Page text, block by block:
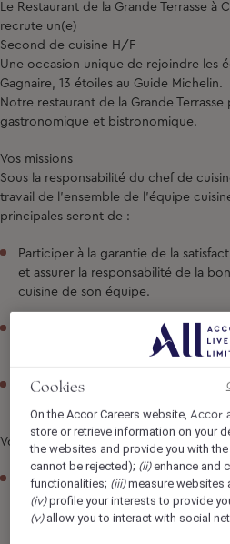
Le Restaurant de la Grande Terrasse à
recrute un(e)
Second de cuisine H/F
Une occasion unique de rejoindre les
Gagnaire, 13 étoiles au Guide Michelin.
Notre restaurant de la Grande
gastronomique et bistronomique.
Vos missions
Sous la responsabilité du chef de
travail de l'ensemble de l'équipe
principales seront de :
Participer à la garantie de la
et assurer la responsabilité de la
cuisine de son équipe.
Garantir l'hygiène, de la sécurité et
Optimiser les résultats relatifs au
Votre profil
Titulaire d’un CAP/BTS Cuisine et
première expérience significative
similaire
Cookies
On the Accor Careers website, Accor
store or retrieve information on your
the websites and provide you with
cannot be rejected); (ii)enhance and
functionalities; (iii)measure websites
(iv)profile your interests to provide
(v)allow you to interact with social